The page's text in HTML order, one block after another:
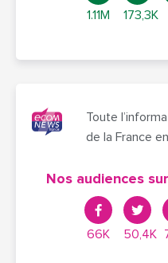
1.11M 173,3K
Toute
de la France
Nos audiences
66K 50,4K